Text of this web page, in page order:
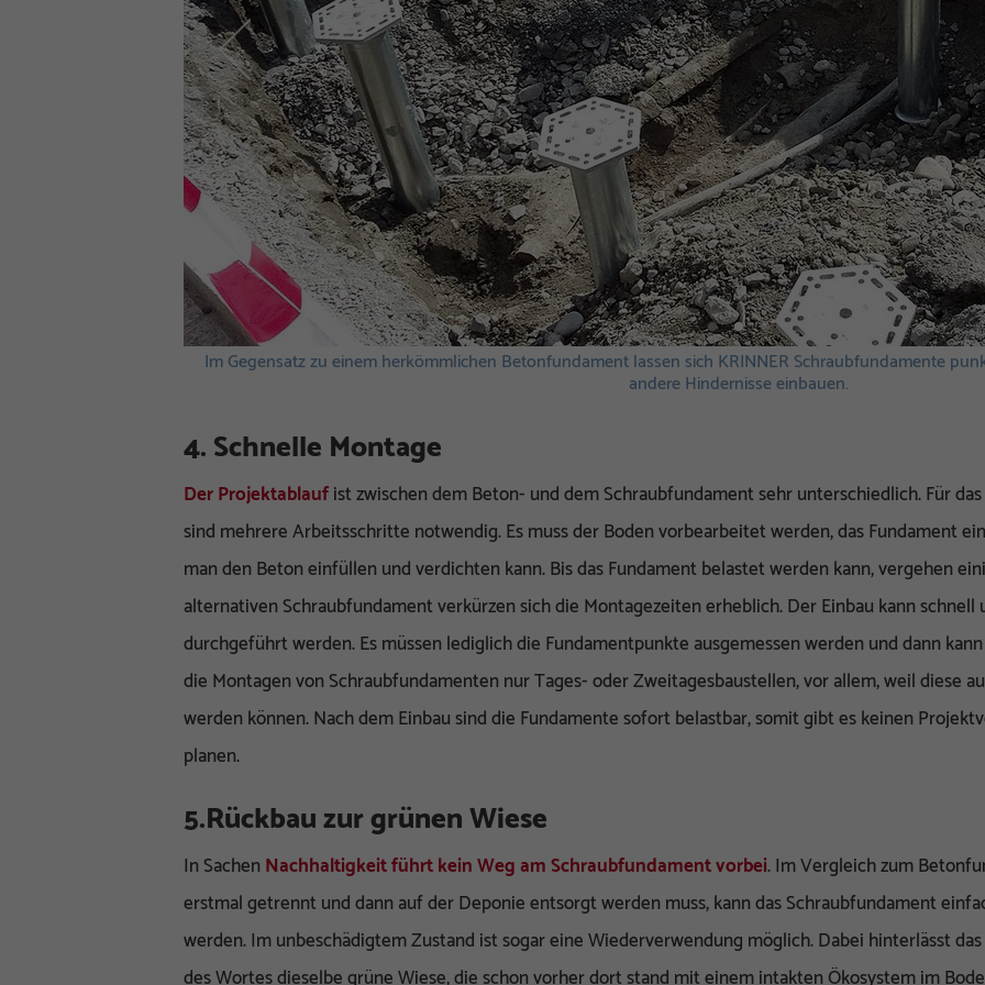
Im Gegensatz zu einem herkömmlichen Betonfundament lassen sich KRINNER Schraubfundamente
andere Hindernisse einbauen.
4. Schnelle Montage
Der Projektablaufist zwischen dem Beton- und dem Schraubfundament sehr unterschiedlich. Für
sind mehrere Arbeitsschritte notwendig. Es muss der Boden vorbearbeitet werden, das Fundament
man den Beton einfüllen und verdichten kann. Bis das Fundament belastet werden kann, vergehen
alternativen Schraubfundament verkürzen sich die Montagezeiten erheblich. Der Einbau kann
durchgeführt werden. Es müssen lediglich die Fundamentpunkte ausgemessen werden und dann
die Montagen von Schraubfundamenten nur Tages- oder Zweitagesbaustellen, vor allem, weil diese
werden können. Nach dem Einbau sind die Fundamente sofort belastbar, somit gibt es keinen
planen.
5.Rückbau zur grünen Wiese
In Sachen Nachhaltigkeit führt kein Weg am Schraubfundament vorbei. Im Vergleich zum
erstmal getrennt und dann auf der Deponie entsorgt werden muss, kann das Schraubfundament
werden. Im unbeschädigtem Zustand ist sogar eine Wiederverwendung möglich. Dabei hinterlässt
des Wortes dieselbe grüne Wiese, die schon vorher dort stand mit einem intakten Ökosystem im